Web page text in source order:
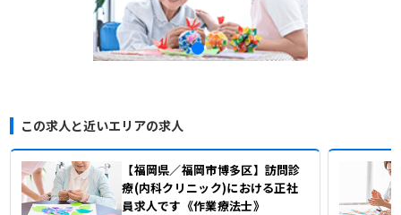
この求人と近いエリアの求人
【福岡県／福岡市博多区】訪問診
療(内科クリニック)における正社
員求人です《作業療法士》